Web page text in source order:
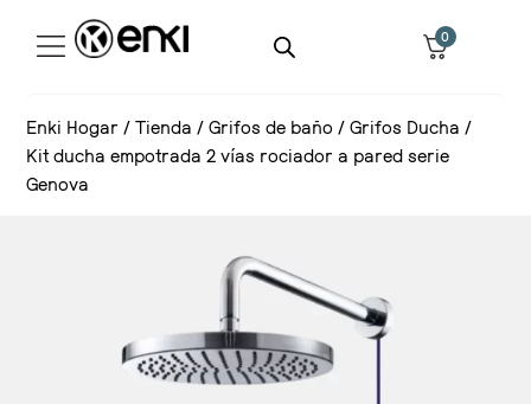
0
Enki Hogar / Tienda / Grifos de baño / Grifos Ducha /
Kit ducha empotrada 2 vías rociador a pared serie
Genova